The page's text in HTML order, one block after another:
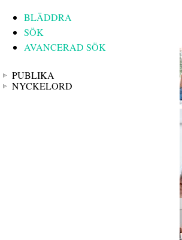
BLÄDDRA
SÖK
AVANCERAD SÖK
PUBLIKA
NYCKELORD